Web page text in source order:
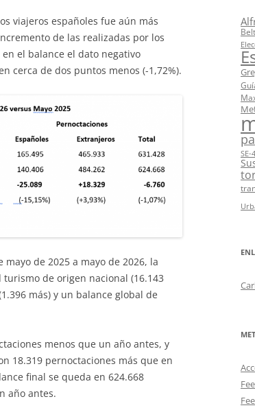
viajeros españoles fue aún más
de las realizadas por los
el balance el dato negativo
cerca de dos puntos menos (-1,72%).
de 2025 a mayo de 2026, la
de origen nacional (16.143
más) y un balance global de
menos que un año antes, y
18.319 pernoctaciones más que en
final se queda en 624.668
año antes.
SE-